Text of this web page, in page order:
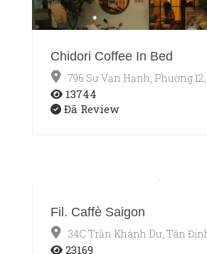
Chidori Coffee In Bed
796 Sư Vạn Hạnh, Phường 12,
13744
Đã Review
Fil. Caffè Saigon
34C Trần Khánh Dư, Tân
23169